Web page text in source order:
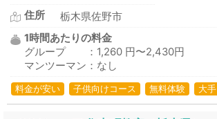
住所
栃木県佐野市
1時間あたりの料金
グループ ：1,260 円〜2,430円
マンツーマン：なし
料金が安い 子供向けコース 無料体験 大手